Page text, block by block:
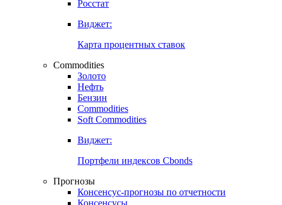
Макроэкономика
Страницы стран
Макроэкономика
Росстат
Виджет:
Карта процентных ставок
Commodities
Золото
Нефть
Бензин
Commodities
Soft Commodities
Виджет:
Портфели индексов Cbonds